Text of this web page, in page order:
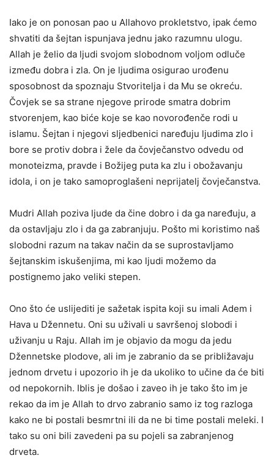
Iako je on ponosan pao u Allahovo prokletstvo, ipak ćemo
shvatiti da šejtan ispunjava jednu jako razumnu ulogu.
Allah je želio da ljudi svojom slobodnom voljom odluče
između dobra i zla. On je ljudima osigurao urođenu
sposobnost da spoznaju Stvoritelja i da Mu se okreću.
Čovjek se sa strane njegove prirode smatra dobrim
stvorenjem, kao biće koje se kao novorođenče rodi u
islamu. Šejtan i njegovi sljedbenici naređuju ljudima zlo i
bore se protiv dobra i žele da čovječanstvo odvedu od
monoteizma, pravde i Božijeg puta ka zlu i obožavanju
idola, i on je tako samoproglašeni neprijatelj čovječanstva.
Mudri Allah poziva ljude da čine dobro i da ga naređuju, a
da ostavljaju zlo i da ga zabranjuju. Pošto mi koristimo naš
slobodni razum na takav način da se suprostavljamo
šejtanskim iskušenjima, mi kao ljudi možemo da
postignemo jako veliki stepen.
Ono što će uslijediti je sažetak ispita koji su imali Adem i
Hava u Džennetu. Oni su uživali u savršenoj slobodi i
uživanju u Raju. Allah im je objavio da mogu da jedu
Džennetske plodove, ali im je zabranio da se približavaju
jednom drvetu i upozorio ih je da ukoliko to učine da će biti
od nepokornih. Iblis je došao i zaveo ih je tako što im je
rekao da im je Allah to drvo zabranio samo iz tog razloga
kako ne bi postali besmrtni ili da ne bi time postali meleki. I
tako su oni bili zavedeni pa su pojeli sa zabranjenog
drveta.